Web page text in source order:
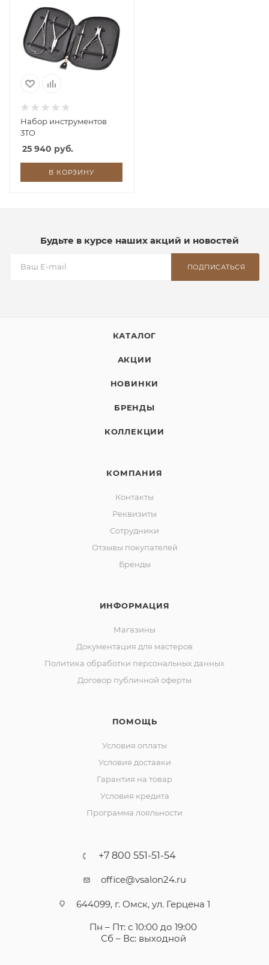
Набор инструментов
3TO
25 940 руб.
В КОРЗИНУ
Будьте в курсе наших акций и новостей
ПОДПИСАТЬСЯ
КАТАЛОГ
АКЦИИ
НОВИНКИ
БРЕНДЫ
КОЛЛЕКЦИИ
КОМПАНИЯ
Контакты
Реквизиты
Сотрудники
Отзывы покупателей
Бренды
ИНФОРМАЦИЯ
Магазины
Документация для мастеров
Политика обработки персональных данных
Договор публичной оферты
ПОМОЩЬ
Условия оплаты
Условия доставки
Гарантия на товар
Условия кредита
Программа лояльности
+7 800 551-51-54
office@vsalon24.ru
644099, г. Омск, ул. Герцена 1
Пн – Пт: с 10:00 до 19:00
Сб – Вс: выходной